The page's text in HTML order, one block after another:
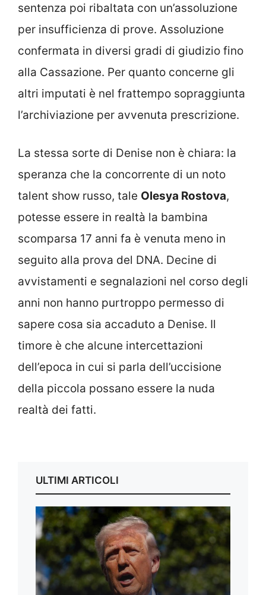
sentenza poi ribaltata con un’assoluzione
per insufficienza di prove. Assoluzione
confermata in diversi gradi di giudizio fino
alla Cassazione. Per quanto concerne gli
altri imputati è nel frattempo sopraggiunta
l’archiviazione per avvenuta prescrizione.
La stessa sorte di Denise non è chiara: la
speranza che la concorrente di un noto
talent show russo, tale Olesya Rostova,
potesse essere in realtà la bambina
scomparsa 17 anni fa è venuta meno in
seguito alla prova del DNA. Decine di
avvistamenti e segnalazioni nel corso degli
anni non hanno purtroppo permesso di
sapere cosa sia accaduto a Denise. Il
timore è che alcune intercettazioni
dell’epoca in cui si parla dell’uccisione
della piccola possano essere la nuda
realtà dei fatti.
ULTIMI ARTICOLI